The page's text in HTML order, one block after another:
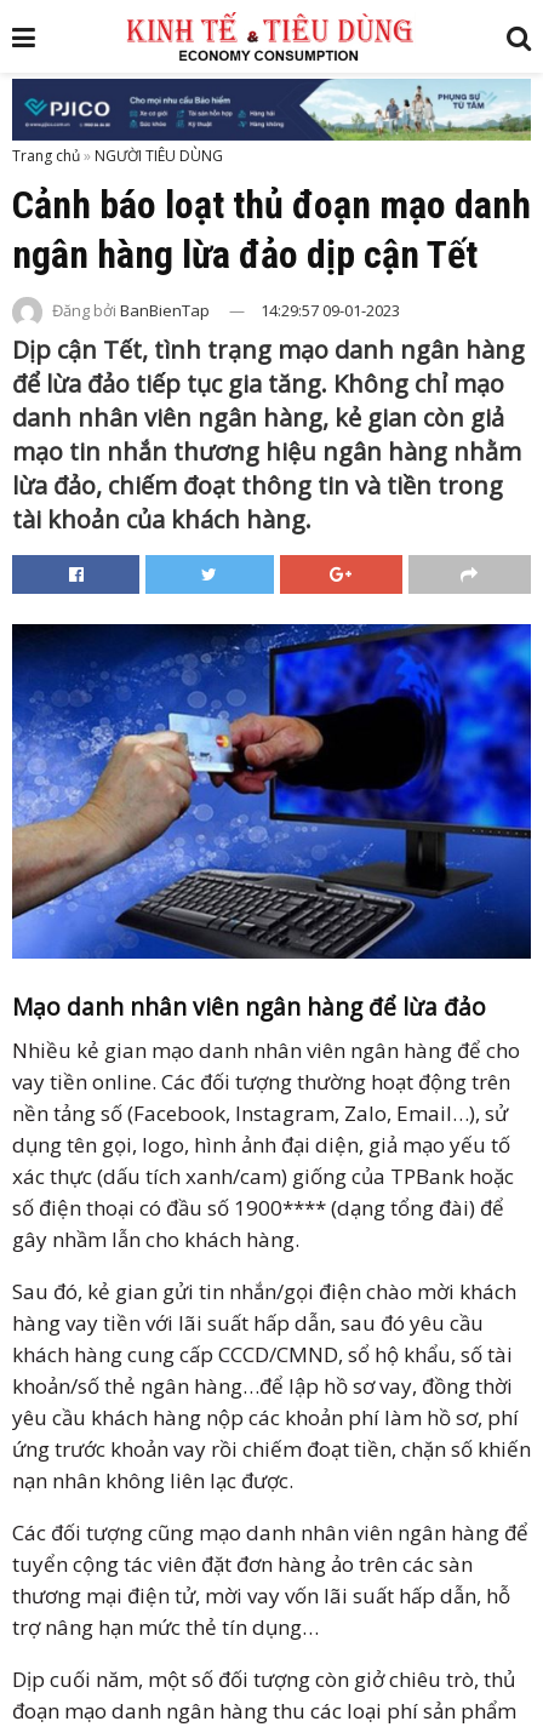
Trang chủ»
Cảnh báo loạt thủ đoạn mạo danh
ngân hàng lừa đảo dịp cận Tết
Đăng bởi BanBienTap 14:29:57 09-01-2023
Dịp cận Tết, tình trạng mạo danh ngân hàng
để lừa đảo tiếp tục gia tăng. Không chỉ mạo
danh nhân viên ngân hàng, kẻ gian còn giả
mạo tin nhắn thương hiệu ngân hàng nhằm
lừa đảo, chiếm đoạt thông tin và tiền trong
tài khoản của khách hàng.
Mạo danh nhân viên ngân hàng để lừa đảo
Nhiều kẻ gian mạo danh nhân viên ngân hàng để cho
vay tiền online. Các đối tượng thường hoạt động trên
nền tảng số (Facebook, Instagram, Zalo, Email…), sử
dụng tên gọi, logo, hình ảnh đại diện, giả mạo yếu tố
xác thực (dấu tích xanh/cam) giống của TPBank hoặc
số điện thoại có đầu số 1900**** (dạng tổng đài) để
gây nhầm lẫn cho khách hàng.
Sau đó, kẻ gian gửi tin nhắn/gọi điện chào mời khách
hàng vay tiền với lãi suất hấp dẫn, sau đó yêu cầu
khách hàng cung cấp CCCD/CMND, sổ hộ khẩu, số tài
khoản/số thẻ ngân hàng…để lập hồ sơ vay, đồng thời
yêu cầu khách hàng nộp các khoản phí làm hồ sơ, phí
ứng trước khoản vay rồi chiếm đoạt tiền, chặn số khiến
nạn nhân không liên lạc được.
Các đối tượng cũng mạo danh nhân viên ngân hàng để
tuyển cộng tác viên đặt đơn hàng ảo trên các sàn
thương mại điện tử, mời vay vốn lãi suất hấp dẫn, hỗ
trợ nâng hạn mức thẻ tín dụng…
Dịp cuối năm, một số đối tượng còn giở chiêu trò, thủ
đoạn mạo danh ngân hàng thu các loại phí sản phẩm